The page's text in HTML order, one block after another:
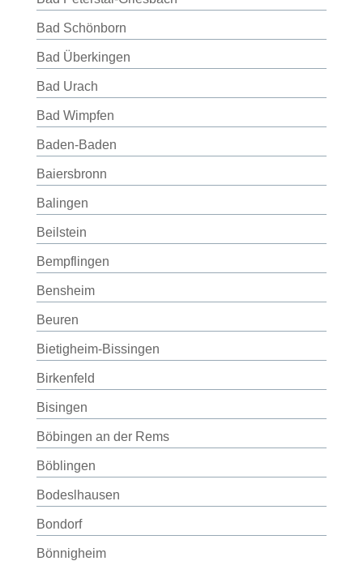
Bad Schönborn
Bad Überkingen
Bad Urach
Bad Wimpfen
Baden-Baden
Baiersbronn
Balingen
Beilstein
Bempflingen
Bensheim
Beuren
Bietigheim-Bissingen
Birkenfeld
Bisingen
Böbingen an der Rems
Böblingen
Bodeslhausen
Bondorf
Bönnigheim